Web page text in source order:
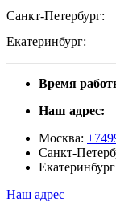
Санкт-Петербург:
Екатеринбург:
Время
Наш адрес:
Москва:
Санкт-
Наш адрес